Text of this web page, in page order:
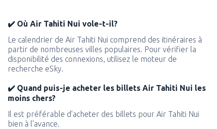
✔️ Où Air Tahiti Nui vole-t-il?
Le calendrier de Air Tahiti Nui comprend des itinéraires à
partir de nombreuses villes populaires. Pour vérifier la
disponibilité des connexions, utilisez le moteur de
recherche eSky.
✔️ Quand puis-je acheter les billets Air Tahiti Nui les
moins chers?
Il est préférable d'acheter des billets pour Air Tahiti Nui
bien à l'avance.